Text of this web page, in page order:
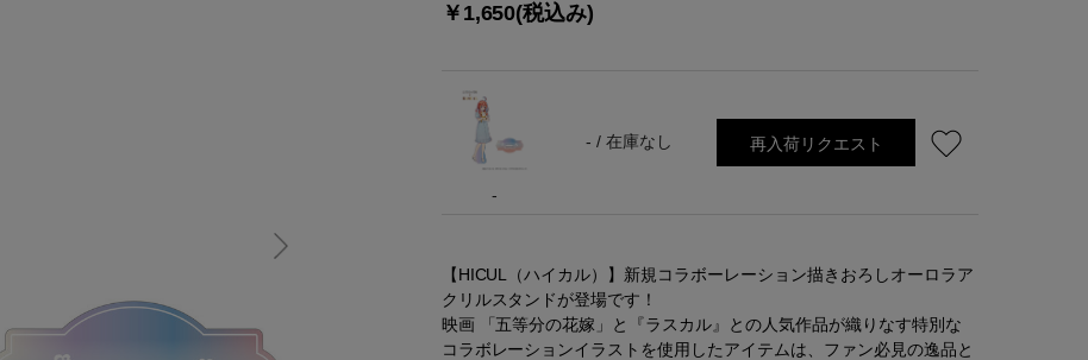
￥1,650(税込み)
-
- / 在庫なし 再入荷リクエスト
【HICUL（ハイカル）】新規コラボーレーション描きおろしオーロラア
クリルスタンドが登場です！
映画 「五等分の花嫁」と『ラスカル』との人気作品が織りなす特別な
コラボレーションイラストを使用したアイテムは、ファン必見の逸品と